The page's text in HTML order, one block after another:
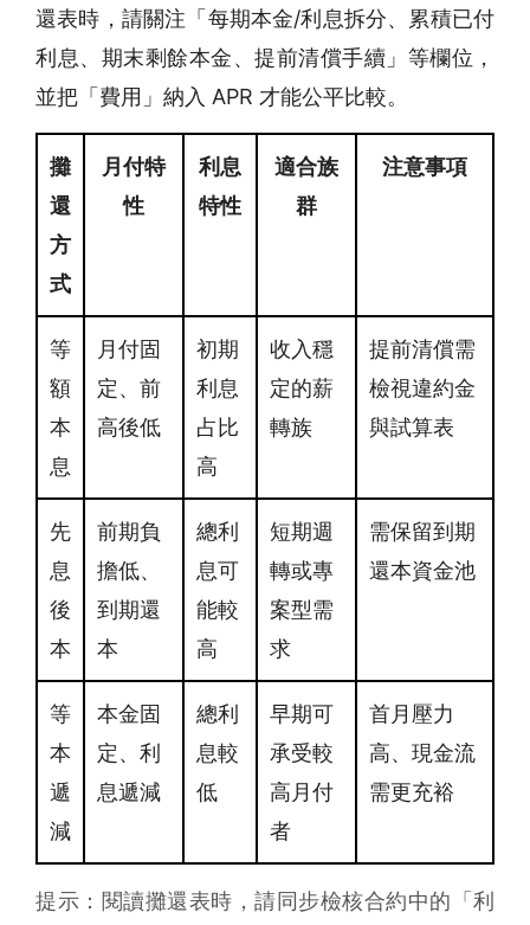
還表時，請關注「每期本金/利息拆分、累積已付
利息、期末剩餘本金、提前清償手續」等欄位，
並把「費用」納入 APR 才能公平比較。
攤
還
方
式
月付特
性
利息
特性
適合族
群
注意事項
等
額
本
息
月付固
定、前
高後低
初期
利息
占比
高
收入穩
定的薪
轉族
提前清償需
檢視違約金
與試算表
先
息
後
本
前期負
擔低、
到期還
本
總利
息可
能較
高
短期週
轉或專
案型需
求
需保留到期
還本資金池
等
本
遞
減
本金固
定、利
息遞減
總利
息較
低
早期可
承受較
高月付
者
首月壓力
高、現金流
需更充裕
提示：閱讀攤還表時，請同步檢核合約中的「利